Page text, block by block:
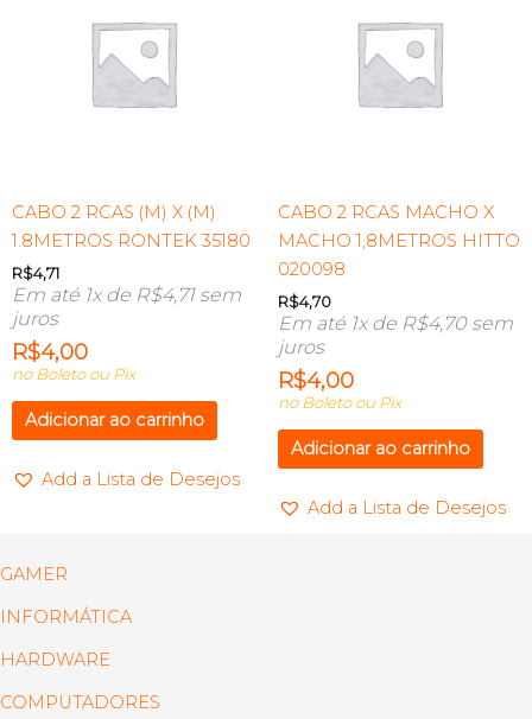
CABO 2 RCAS (M) X (M)
1.8METROS RONTEK 35180
R$4,71
Em até 1x de R$4,71sem
juros
R$4,00
no Boleto ou Pix
Adicionar ao carrinho
Add a Lista de Desejos
CABO 2 RCAS MACHO X
MACHO 1,8METROS HITTO
020098
R$4,70
Em até 1x de R$4,70sem
juros
R$4,00
no Boleto ou Pix
Adicionar ao carrinho
Add a Lista de Desejos
GAMER
INFORMÁTICA
HARDWARE
COMPUTADORES